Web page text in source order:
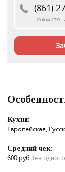
(861)
нажмите,
Кухня:
Европейская,
Средний чек:
600 руб.(на